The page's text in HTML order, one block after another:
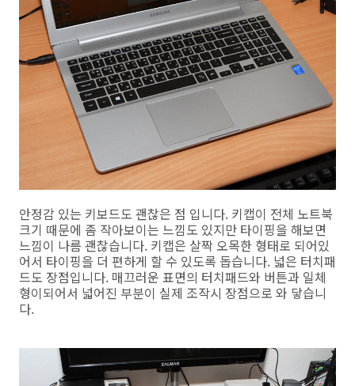
안정감 있는 키보드도 괜찮은 점 입니다. 키캡이 전체 노트북
크기 때문에 좀 작아보이는 느낌도 있지만 타이핑을 해보면
느낌이 나름 괜찮습니다. 키캡은 살짝 오목한 형태로 되어있
어서 타이핑을 더 편하게 할 수 있도록 돕습니다. 넓은 터치패
드도 장점입니다. 매끄러운 표면의 터치패드와 버튼과 일체
형이되어서 넓어진 부분이 실제 조작시 장점으로 와 닿습니
다.